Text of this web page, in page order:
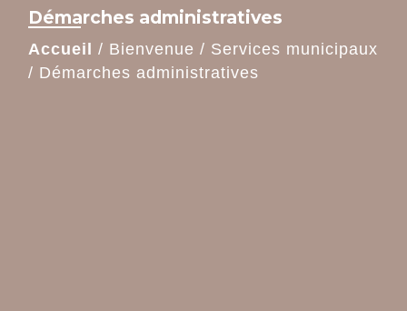
Démarches administratives
Accueil / Bienvenue / Services municipaux
/ Démarches administratives